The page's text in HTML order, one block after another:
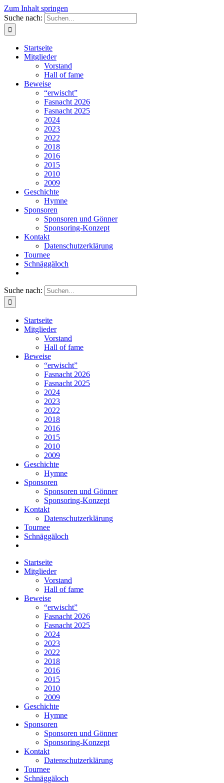
Zum Inhalt springen
Suche nach:
Startseite
Mitglieder
Vorstand
Hall of fame
Beweise
“erwischt”
Fasnacht 2026
Fasnacht 2025
2024
2023
2022
2018
2016
2015
2010
2009
Geschichte
Hymne
Sponsoren
Sponsoren und Gönner
Sponsoring-Konzept
Kontakt
Datenschutzerklärung
Tournee
Schnäggäloch
Suche nach:
Startseite
Mitglieder
Vorstand
Hall of fame
Beweise
“erwischt”
Fasnacht 2026
Fasnacht 2025
2024
2023
2022
2018
2016
2015
2010
2009
Geschichte
Hymne
Sponsoren
Sponsoren und Gönner
Sponsoring-Konzept
Kontakt
Datenschutzerklärung
Tournee
Schnäggäloch
Startseite
Mitglieder
Vorstand
Hall of fame
Beweise
“erwischt”
Fasnacht 2026
Fasnacht 2025
2024
2023
2022
2018
2016
2015
2010
2009
Geschichte
Hymne
Sponsoren
Sponsoren und Gönner
Sponsoring-Konzept
Kontakt
Datenschutzerklärung
Tournee
Schnäggäloch